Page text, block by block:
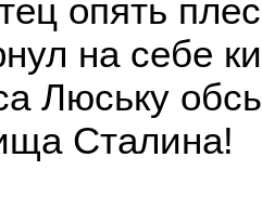
опять
на себе
Люську
Сталина!